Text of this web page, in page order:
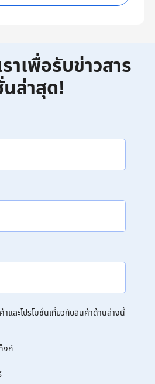
าเพื่อรับข่าวสาร
นล่าสุด!
และโปรโมชั่นเกี่ยวกับสินค้าด้านล่างนี้
งก์